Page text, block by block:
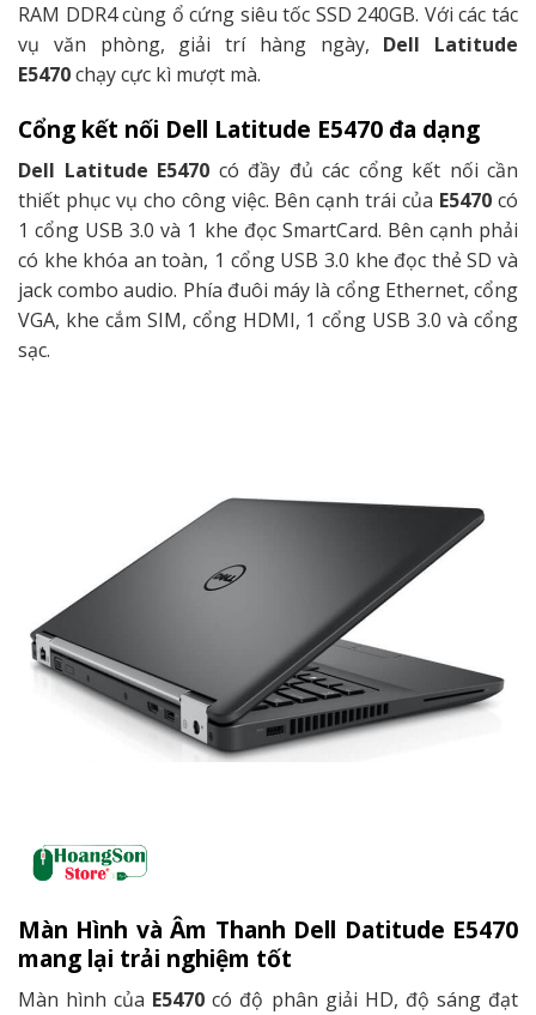
RAM DDR4 cùng ổ cứng siêu tốc SSD 240GB. Với các tác
vụ văn phòng, giải trí hàng ngày, Dell Latitude
E5470chạy cực kì mượt mà.
Cổng kết nối Dell Latitude E5470 đa dạng
Dell Latitude E5470 có đầy đủ các cổng kết nối cần
thiết phục vụ cho công việc. Bên cạnh trái của E5470 có
1 cổng USB 3.0 và 1 khe đọc SmartCard. Bên cạnh phải
có khe khóa an toàn, 1 cổng USB 3.0 khe đọc thẻ SD và
jack combo audio. Phía đuôi máy là cổng Ethernet, cổng
VGA, khe cắm SIM, cổng HDMI, 1 cổng USB 3.0 và cổng
sạc.
Màn Hình và Âm Thanh Dell Datitude E5470
mang lại trải nghiệm tốt
Màn hình của E5470 có độ phân giải HD, độ sáng đạt